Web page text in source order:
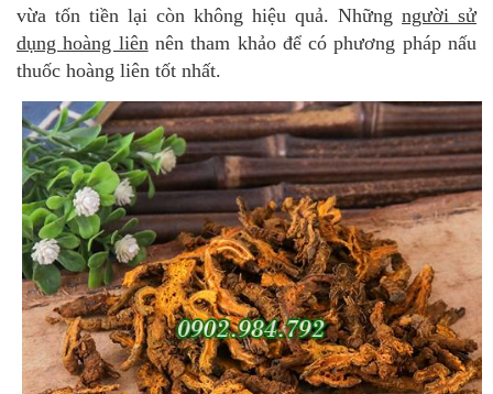
vừa tốn tiền lại còn không hiệu quả. Những người sử
dụng hoàng liênnên tham khảo để có phương pháp nấu
thuốc hoàng liên tốt nhất.